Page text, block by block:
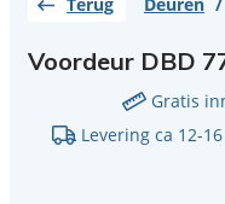
Voordeur DBD
Gratis
Levering ca 12-